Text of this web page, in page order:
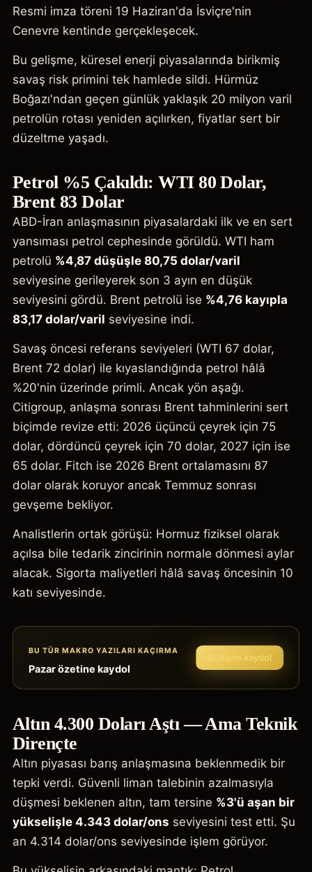
Resmi imza töreni 19 Haziran'da İsviçre'nin
Cenevre kentinde gerçekleşecek.
Bu gelişme, küresel enerji piyasalarında birikmiş
savaş risk primini tek hamlede sildi. Hürmüz
Boğazı'ndan geçen günlük yaklaşık 20 milyon varil
petrolün rotası yeniden açılırken, fiyatlar sert bir
düzeltme yaşadı.
Petrol %5 Çakıldı: WTI 80 Dolar,
Brent 83 Dolar
ABD-İran anlaşmasının piyasalardaki ilk ve en sert
yansıması petrol cephesinde görüldü. WTI ham
petrolü %4,87 düşüşle 80,75 dolar/varil
seviyesine gerileyerek son 3 ayın en düşük
seviyesini gördü. Brent petrolü ise %4,76 kayıpla
83,17 dolar/varil seviyesine indi.
Savaş öncesi referans seviyeleri (WTI 67 dolar,
Brent 72 dolar) ile kıyaslandığında petrol hâlâ
%20'nin üzerinde primli. Ancak yön aşağı.
Citigroup, anlaşma sonrası Brent tahminlerini sert
biçimde revize etti: 2026 üçüncü çeyrek için 75
dolar, dördüncü çeyrek için 70 dolar, 2027 için ise
65 dolar. Fitch ise 2026 Brent ortalamasını 87
dolar olarak koruyor ancak Temmuz sonrası
gevşeme bekliyor.
Analistlerin ortak görüşü: Hormuz fiziksel olarak
açılsa bile tedarik zincirinin normale dönmesi aylar
alacak. Sigorta maliyetleri hâlâ savaş öncesinin 10
katı seviyesinde.
BU TÜR MAKRO YAZILARI KAÇIRMA
Pazar özetine kaydol
Bültene kaydol
Altın 4.300 Doları Aştı — Ama Teknik
Dirençte
Altın piyasası barış anlaşmasına beklenmedik bir
tepki verdi. Güvenli liman talebinin azalmasıyla
düşmesi beklenen altın, tam tersine %3'ü aşan bir
yükselişle 4.343 dolar/ons seviyesini test etti. Şu
an 4.314 dolar/ons seviyesinde işlem görüyor.